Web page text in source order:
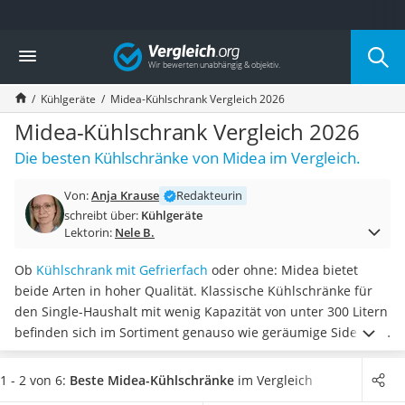
Die beliebtesten Vergleiche nach Kategorie
Haushalt
Wassersprudler
Zentralstaubsauger
Brotbackautomat
Wischroboter
Wäschespinne
Spülmaschinentabs
Akku-Staubsauger
AEG-Waschmaschine
Saug-Wisch-Roboter
Handstaubsauger
Milchaufschäumer
Kondenstrockner
Reiskocher
Vergleich
Kühlgeräte Midea-Kühlschrank Vergleich 2026
Midea-Kühlschrank Vergleich 2026
Die besten Kühlschränke von Midea im Vergleich.
Von:Anja Krause
Redakteurin
schreibt über: Kühlgeräte
Lektorin: Nele B.
Ob Kühlschrank mit Gefrierfach oder ohne: Midea bietet
beide Arten in hoher Qualität. Klassische Kühlschränke für
den Single-Haushalt mit wenig Kapazität von unter 300 Litern
befinden sich im Sortiment genauso wie geräumige Side-by-
Side-Kühlschränke mit einerKapazität von mehr als 600
Litern , wie Tests im Internet zeigen. Wählen Sie jetzt einen
1 - 2 von 6: Beste Midea-Kühlschränke im Vergleich